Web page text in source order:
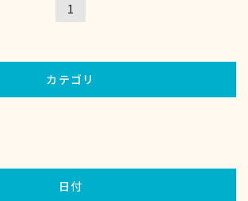
1
カテゴリ
日付